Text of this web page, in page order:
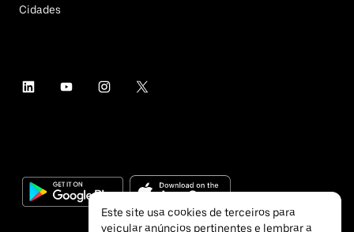
Cidades
Este site usa cookies de terceiros para
veicular anúncios pertinentes e lembrar a